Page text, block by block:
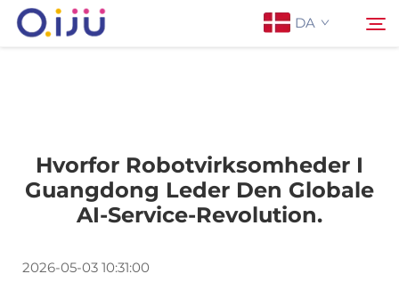
DA
Om os
Produkter
Anvendelse
Hvorfor Robotvirksomheder I
Guangdong Leder Den Globale
AI-Service-Revolution.
2026-05-03 10:31:00